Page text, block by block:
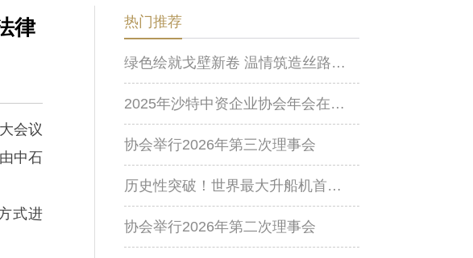
律
会议
中石
式进
热门推荐
绿色绘就戈壁新卷 温情筑造丝路家园
2025年沙特中资企业协会年会在利雅得举行
协会举行2026年第三次理事会
历史性突破！世界最大升船机首次顺利实现实船提升作业
协会举行2026年第二次理事会